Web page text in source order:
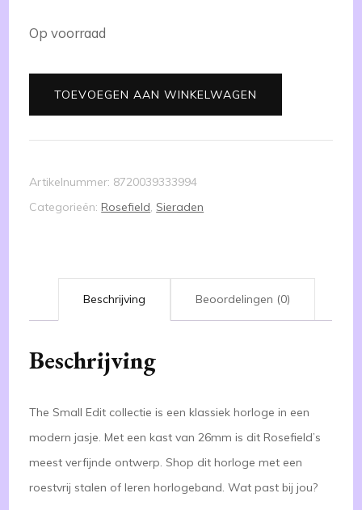
Op voorraad
Small
TOEVOEGEN AAN WINKELWAGEN
Artikelnummer: 8720039333994
Categorieën:Rosefield,Sieraden
Beschrijving Beoordelingen (0)
Beschrijving
The Small Edit collectie is een klassiek horloge in een
modern jasje. Met een kast van 26mm is dit Rosefield’s
meest verfijnde ontwerp. Shop dit horloge met een
roestvrij stalen of leren horlogeband. Wat past bij jou?